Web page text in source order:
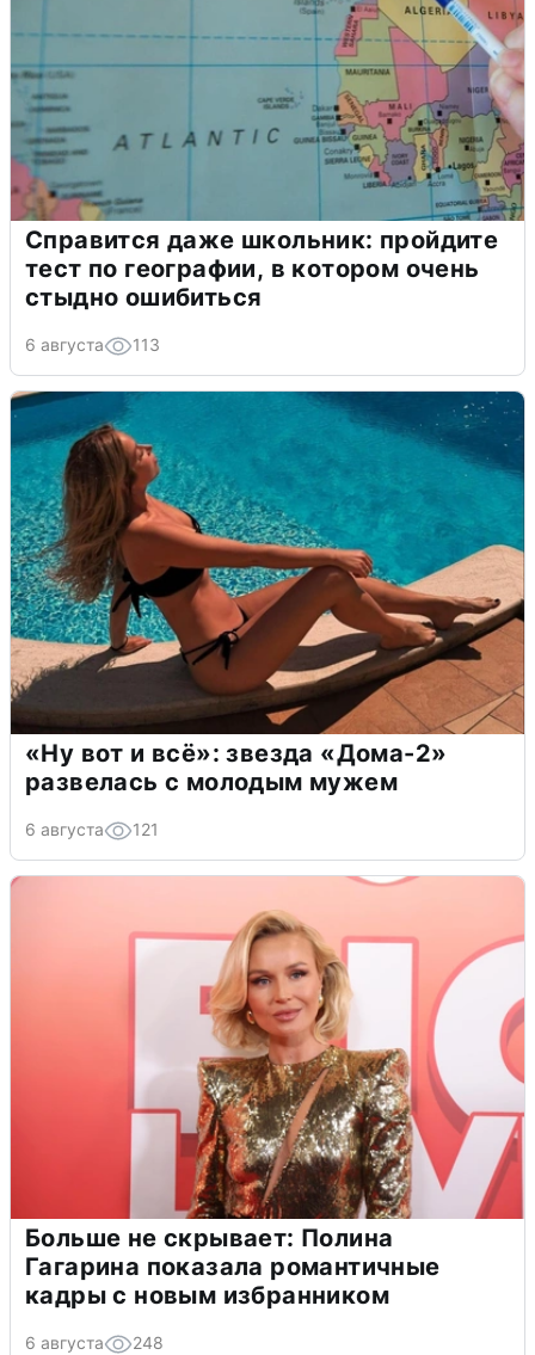
Справится даже школьник: пройдите
тест по географии, в котором очень
стыдно ошибиться
6 августа 113
«Ну вот и всё»: звезда «Дома-2»
развелась с молодым мужем
6 августа 121
Больше не скрывает: Полина
Гагарина показала романтичные
кадры с новым избранником
6 августа 248